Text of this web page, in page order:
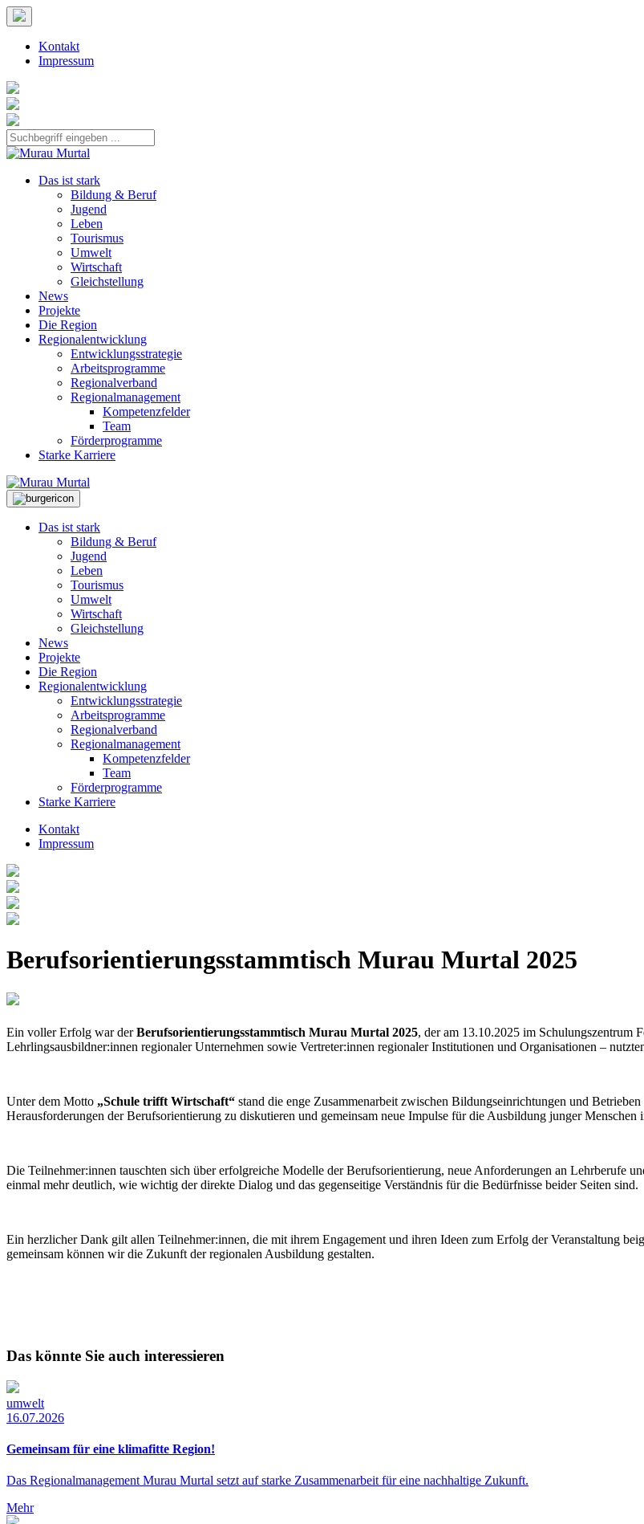
Kontakt
Impressum
Das ist stark
Bildung & Beruf
Jugend
Leben
Tourismus
Umwelt
Wirtschaft
Gleichstellung
News
Projekte
Die Region
Regionalentwicklung
Entwicklungsstrategie
Arbeitsprogramme
Regionalverband
Regionalmanagement
Kompetenzfelder
Team
Förderprogramme
Starke Karriere
Das ist stark
Bildung & Beruf
Jugend
Leben
Tourismus
Umwelt
Wirtschaft
Gleichstellung
News
Projekte
Die Region
Regionalentwicklung
Entwicklungsstrategie
Arbeitsprogramme
Regionalverband
Regionalmanagement
Kompetenzfelder
Team
Förderprogramme
Starke Karriere
Kontakt
Impressum
Berufsorientierungsstammtisch Murau Murtal 2025
Ein voller Erfolg war derBerufsorientierungsstammtisch Murau Murtal 2025, der am 13.10.2025 im Schulungszentrum
Lehrlingsausbildner:innen regionaler Unternehmen sowie Vertreter:innen regionaler Institutionen und Organisationen –
Unter dem Motto „Schule trifft Wirtschaft“ stand die enge Zusammenarbeit zwischen Bildungseinrichtungen und
Herausforderungen der Berufsorientierung zu diskutieren und gemeinsam neue Impulse für die Ausbildung junger
Die Teilnehmer:innen tauschten sich über erfolgreiche Modelle der Berufsorientierung, neue Anforderungen an Lehrberufe
einmal mehr deutlich, wie wichtig der direkte Dialog und das gegenseitige Verständnis für die Bedürfnisse beider Seiten sind.
Ein herzlicher Dank gilt allen Teilnehmer:innen, die mit ihrem Engagement und ihren Ideen zum Erfolg der Veranstaltung
gemeinsam können wir die Zukunft der regionalen Ausbildung gestalten.
Das könnte Sie auch interessieren
umwelt
16.07.2026
Gemeinsam für eine klimafitte Region!
Das Regionalmanagement Murau Murtal setzt auf starke Zusammenarbeit für eine nachhaltige Zukunft.
Mehr